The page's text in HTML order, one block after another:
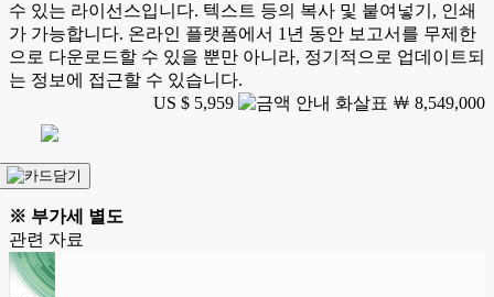
수 있는 라이선스입니다. 텍스트 등의 복사 및 붙여넣기, 인쇄
가 가능합니다. 온라인 플랫폼에서 1년 동안 보고서를 무제한
으로 다운로드할 수 있을 뿐만 아니라, 정기적으로 업데이트되
는 정보에 접근할 수 있습니다.
US $ 5,959
￦ 8,549,000
※ 부가세 별도
관련 자료